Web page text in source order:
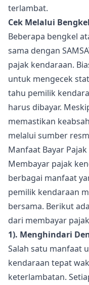
terlambat.
Cek Melalui
Beberapa bengkel
sama dengan
pajak kendaraan.
untuk mengecek
tahu pemilik
harus dibayar.
memastikan
melalui sumber
Manfaat Bayar
Membayar pajak
berbagai manfaat
pemilik kendaraan
bersama. Berikut
dari membayar
1). Menghindari
Salah satu manfaat
kendaraan tepat
keterlambatan.